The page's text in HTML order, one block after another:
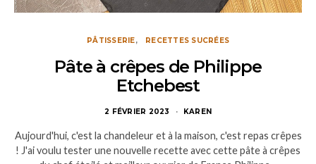
PÂTISSERIE RECETTES SUCRÉES
Pâte à crêpes de Philippe
Etchebest
2 FÉVRIER 2023 KAREN
Aujourd'hui, c'est la chandeleur et à la maison, c'est repas crêpes
! J'ai voulu tester une nouvelle recette avec cette pâte à crêpes